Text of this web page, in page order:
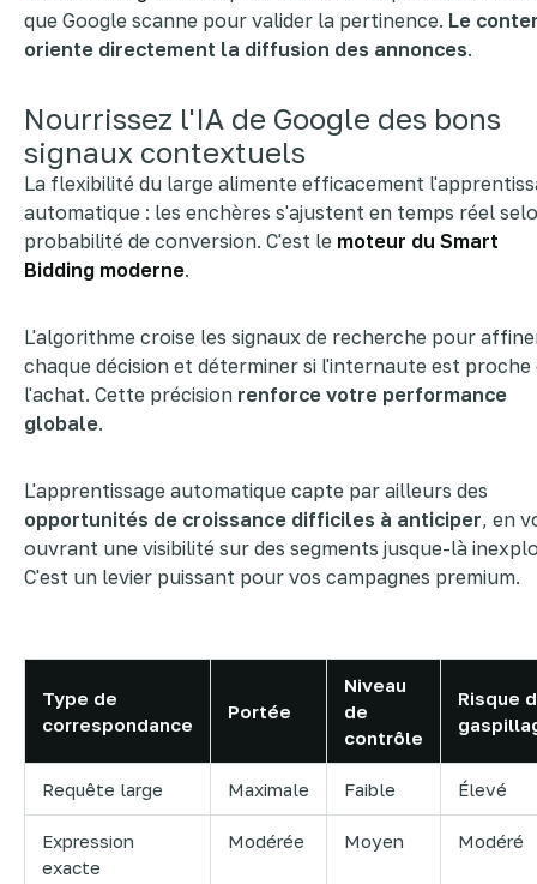
que Google scanne pour valider la pertinence. Le
oriente directement la diffusion des annonces.
Nourrissez l'IA de Google des bons
signaux contextuels
La flexibilité du large alimente efficacement
automatique : les enchères s'ajustent en temps réel
probabilité de conversion. C'est le moteur du Smart
Bidding moderne.
L'algorithme croise les signaux de recherche pour
chaque décision et déterminer si l'internaute est proche
l'achat. Cette précision renforce votre performance
globale.
L'apprentissage automatique capte par ailleurs des
opportunités de croissance difficiles à anticiper, en
ouvrant une visibilité sur des segments jusque-là
C'est un levier puissant pour vos campagnes premium.
Type de
correspondance
Portée
Niveau
de
contrôle
Risque
Requête large Maximale Faible Élevé
Expression
exacte
Modérée Moyen Modéré